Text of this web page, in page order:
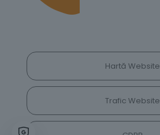
Hartă Website
Trafic Website